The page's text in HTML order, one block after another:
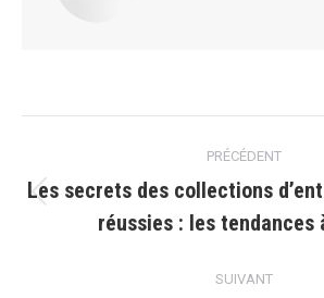
article
PRÉCÉDENT
précédent
Les secrets des collections
réussies : les tendances
SUIVANT